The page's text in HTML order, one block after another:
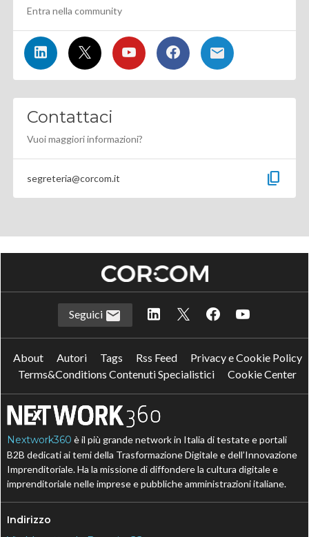
Entra nella community
Contattaci
Vuoi maggiori informazioni?
segreteria@corcom.it content_copy
Seguici
About Autori Tags Rss Feed
Privacy e Cookie Policy
Terms&Conditions Contenuti Specialistici
Cookie Center
Nextwork360 è il più grande network in Italia di testate e portali
B2B dedicati ai temi della Trasformazione Digitale e dell’Innovazione
Imprenditoriale. Ha la missione di diffondere la cultura digitale e
imprenditoriale nelle imprese e pubbliche amministrazioni italiane.
Indirizzo